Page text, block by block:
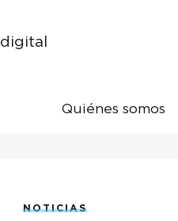
digital
Quiénes somos
NOTICIAS